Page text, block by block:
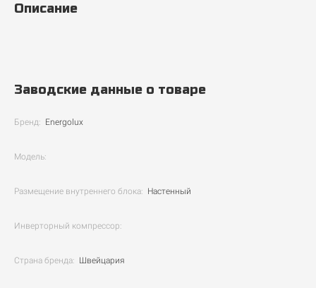
Описание
Заводские данные о товаре
Бренд: Energolux
Модель:
Размещение внутреннего блока: Настенный
Инверторный компрессор:
Страна бренда: Швейцария